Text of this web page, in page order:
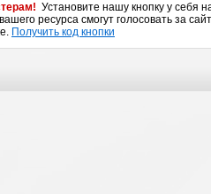
Установите нашу кнопку у себя
ресурса смогут голосовать за
Получить код кнопки